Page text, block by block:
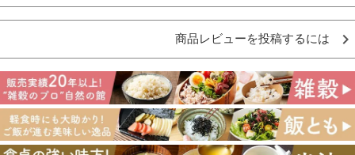
商品レビューを投稿するには